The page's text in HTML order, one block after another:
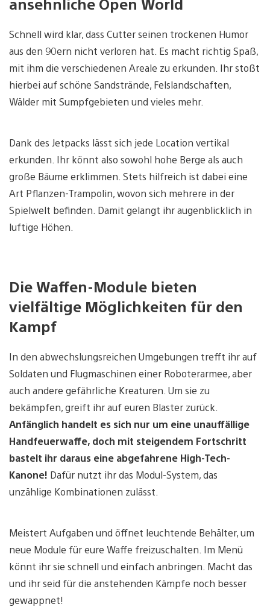
Schnell wird klar, dass Cutter seinen trockenen Humor
aus den 90ern nicht verloren hat. Es macht richtig Spaß,
mit ihm die verschiedenen Areale zu erkunden. Ihr stoßt
hierbei auf schöne Sandstrände, Felslandschaften,
Wälder mit Sumpfgebieten und vieles mehr.
Dank des Jetpacks lässt sich jede Location vertikal
erkunden. Ihr könnt also sowohl hohe Berge als auch
große Bäume erklimmen. Stets hilfreich ist dabei eine
Art Pflanzen-Trampolin, wovon sich mehrere in der
Spielwelt befinden. Damit gelangt ihr augenblicklich in
luftige Höhen.
Die Waffen-Module bieten
vielfältige Möglichkeiten für den
Kampf
In den abwechslungsreichen Umgebungen trefft ihr auf
Soldaten und Flugmaschinen einer Roboterarmee, aber
auch andere gefährliche Kreaturen. Um sie zu
bekämpfen, greift ihr auf euren Blaster zurück.
Anfänglich handelt es sich nur um eine unauffällige
Handfeuerwaffe, doch mit steigendem Fortschritt
bastelt ihr daraus eine abgefahrene High-Tech-
Kanone! Dafür nutzt ihr das Modul-System, das
unzählige Kombinationen zulässt.
Meistert Aufgaben und öffnet leuchtende Behälter, um
neue Module für eure Waffe freizuschalten. Im Menü
könnt ihr sie schnell und einfach anbringen. Macht das
und ihr seid für die anstehenden Kämpfe noch besser
gewappnet!